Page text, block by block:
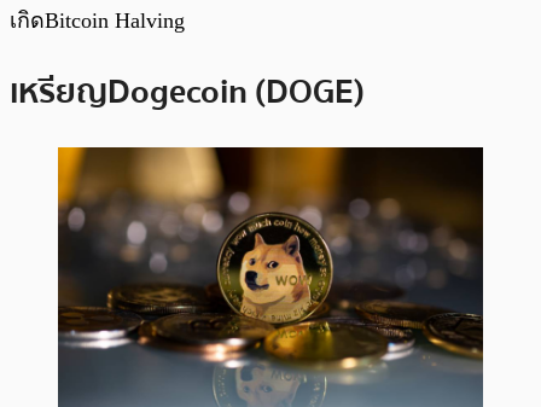
เกิดBitcoin Halving
เหรียญDogecoin (DOGE)